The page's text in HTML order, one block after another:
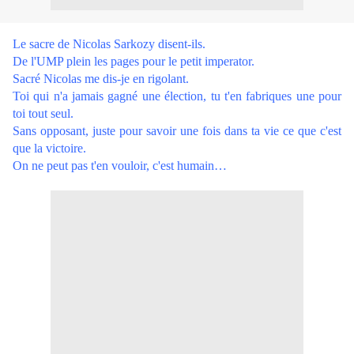
Le sacre de Nicolas Sarkozy disent-ils.
De l'UMP plein les pages pour le petit imperator.
Sacré Nicolas me dis-je en rigolant.
Toi qui n'a jamais gagné une élection, tu t'en fabriques une pour
toi tout seul.
Sans opposant, juste pour savoir une fois dans ta vie ce que c'est
que la victoire.
On ne peut pas t'en vouloir, c'est humain…